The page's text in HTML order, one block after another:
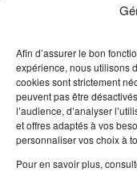
Afin d’assurer le bon
expérience, nous utilisons
cookies sont strictement
peuvent pas être
l’audience, d’analyser
et offres adaptés à vos
personnaliser vos choix à
Pour en savoir plus,